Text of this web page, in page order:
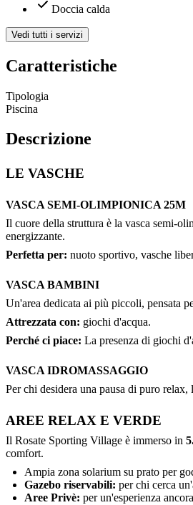
Doccia calda
Vedi tutti i servizi
Caratteristiche
Tipologia
Piscina
Descrizione
LE VASCHE
VASCA SEMI-OLIMPIONICA 25M
Il cuore della struttura è la vasca semi-
energizzante.
Perfetta per: nuoto sportivo, vasche
VASCA BAMBINI
Un'area dedicata ai più piccoli, pensata
Attrezzata con: giochi d'acqua.
Perché ci piace: La presenza di giochi
VASCA IDROMASSAGGIO
Per chi desidera una pausa di puro
AREE RELAX E VERDE
Il Rosate Sporting Village è immerso in
comfort.
Ampia zona solarium su prato per
Gazebo riservabili: per chi cerca
Aree Privè: per un'esperienza